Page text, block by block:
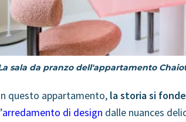
sala da pranzo dell'appartamento
questo appartamento, la storia si
arredamento di design dalle nuances